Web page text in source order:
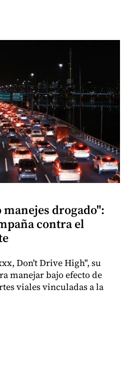
drogado":
contra el
Don't Drive High", su
manejar bajo efecto de
viales vinculadas a la